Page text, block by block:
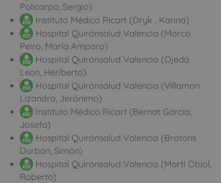
Policarpo, Sergio)
Instituto Médico Ricart (Dryk , Karina)
Hospital Quirónsalud Valencia (Marco
Peiro, María Amparo)
Hospital Quirónsalud Valencia (Ojeda
Leon, Heriberto)
Hospital Quirónsalud Valencia (Villamon
Lizandra, Jerónimo)
Instituto Médico Ricart (Bernat Garcia,
Josefa)
Hospital Quirónsalud Valencia (Brotons
Durbán, Simón)
Hospital Quirónsalud Valencia (Martí Obiol,
Roberto)